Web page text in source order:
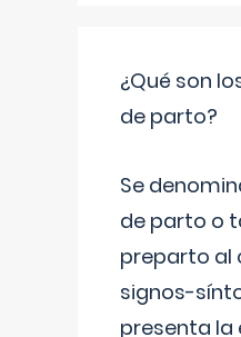
¿Qué son
de parto?
Se
de parto o
preparto al
signos-
presenta